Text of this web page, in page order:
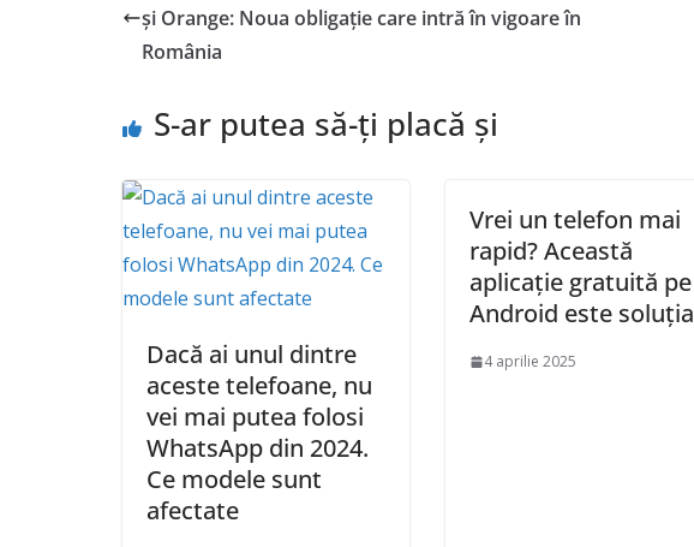
și Orange: Noua obligație care intră în vigoare în
România
S-ar putea să-ți placă și
Dacă ai unul dintre
aceste telefoane, nu
vei mai putea folosi
WhatsApp din 2024.
Ce modele sunt
afectate
Vrei un telefon mai
rapid? Această
aplicație gratuită pe
Android este soluția
4 aprilie 2025